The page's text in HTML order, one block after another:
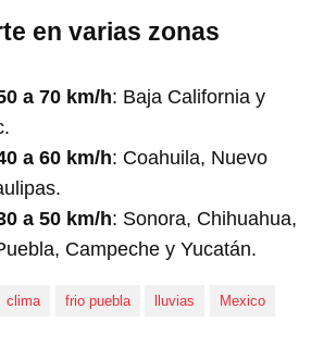
en varias zonas
a 70 km/h: Baja California y
a 60 km/h: Coahuila, Nuevo
a 50 km/h: Sonora, Chihuahua,
Campeche y Yucatán.
clima frio puebla lluvias Mexico